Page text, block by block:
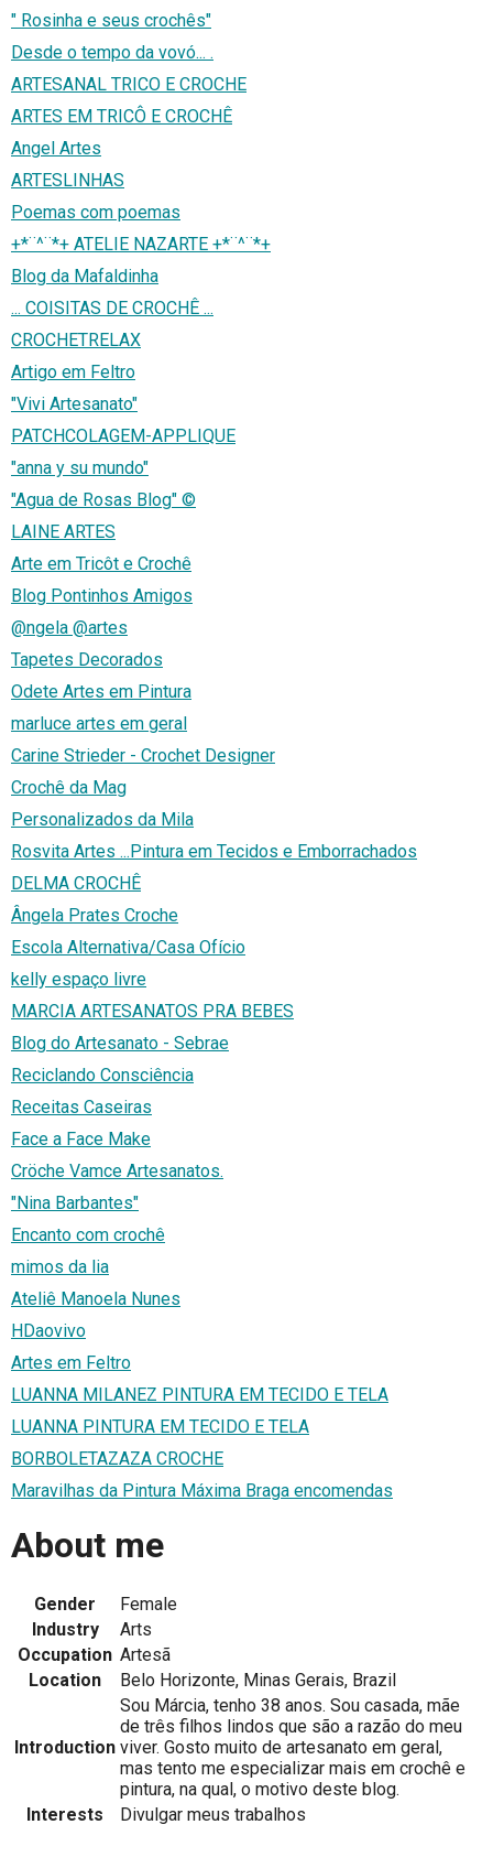
" Rosinha e seus crochês"
Desde o tempo da vovó... .
ARTESANAL TRICO E CROCHE
ARTES EM TRICÔ E CROCHÊ
Angel Artes
ARTESLINHAS
Poemas com poemas
+*¨^¨*+ ATELIE NAZARTE +*¨^¨*+
Blog da Mafaldinha
... COISITAS DE CROCHÊ ...
CROCHETRELAX
Artigo em Feltro
"Vivi Artesanato"
PATCHCOLAGEM-APPLIQUE
"anna y su mundo"
"Agua de Rosas Blog" ©
LAINE ARTES
Arte em Tricôt e Crochê
Blog Pontinhos Amigos
@ngela @artes
Tapetes Decorados
Odete Artes em Pintura
marluce artes em geral
Carine Strieder - Crochet Designer
Crochê da Mag
Personalizados da Mila
Rosvita Artes ...Pintura em Tecidos e Emborrachados
DELMA CROCHÊ
Ângela Prates Croche
Escola Alternativa/Casa Ofício
kelly espaço livre
MARCIA ARTESANATOS PRA BEBES
Blog do Artesanato - Sebrae
Reciclando Consciência
Receitas Caseiras
Face a Face Make
Cröche Vamce Artesanatos.
"Nina Barbantes"
Encanto com crochê
mimos da lia
Ateliê Manoela Nunes
HDaovivo
Artes em Feltro
LUANNA MILANEZ PINTURA EM TECIDO E TELA
LUANNA PINTURA EM TECIDO E TELA
BORBOLETAZAZA CROCHE
Maravilhas da Pintura Máxima Braga encomendas
About me
Gender
Female
Industry
Arts
Occupation Artesã
Location
Belo Horizonte, Minas Gerais, Brazil
Introduction
Sou Márcia, tenho 38 anos. Sou casada, mãe
de três filhos lindos que são a razão do meu
viver. Gosto muito de artesanato em geral,
mas tento me especializar mais em crochê e
pintura, na qual, o motivo deste blog.
Interests
Divulgar meus trabalhos